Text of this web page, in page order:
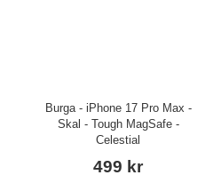
Burga - iPhone 17 Pro Max -
Skal - Tough MagSafe -
Celestial
499 kr